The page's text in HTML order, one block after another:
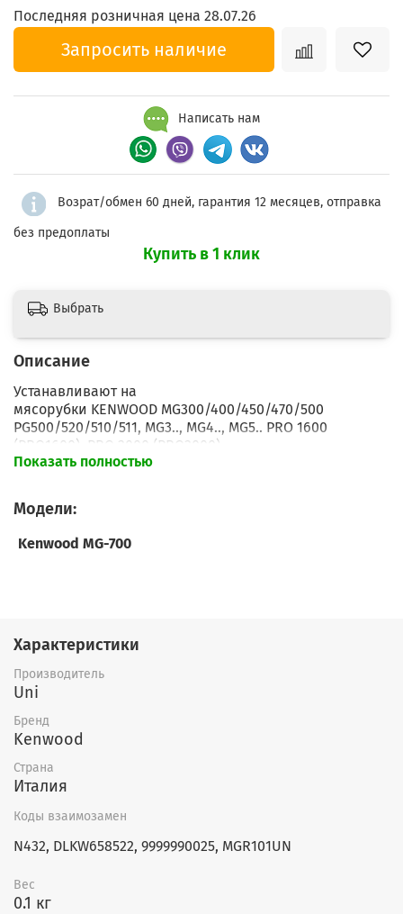
Последняя розничная цена 28.07.26
Запросить наличие
Написать нам
Возрат/обмен 60 дней, гарантия 12 месяцев, отправка
без предоплаты
Купить в 1 клик
Выбрать
Характеристики
Производитель
Uni
Бренд
Kenwood
Страна
Италия
Коды взаимозамен
N432, DLKW658522, 9999990025, MGR101UN
Вес
0.1 кг
Описание
Устанавливают на
мясорубки KENWOOD MG300/400/450/470/500
PG500/520/510/511, MG3.., MG4.., MG5.. PRO 1600
(PRO1600), PRO 2000 (PRO2000)
Ширина размаха лопастей - 54 мм
Показать полностью
Модели:
Kenwood MG-700